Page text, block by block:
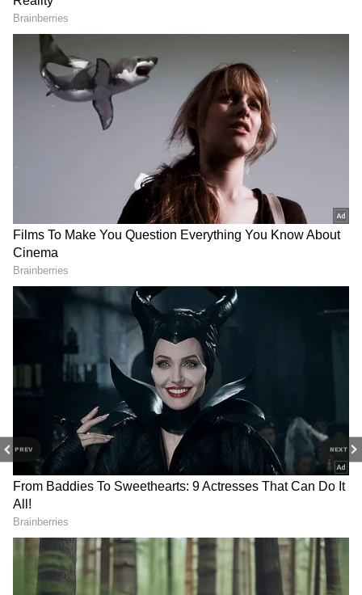
PREV NEXT
Ram Charan
ప్రస్తుతం అనిల్ రావిపూడితో సినిమా కోసం స్టార్
ప్రొడ్యూసర్లు క్యూ కడుతున్నారు. స్టార్ హీరోలు కూడా అనిల్
తో సినిమా అంటే.. కథ విన్న వెంటనే ఒకే చేసేస్తున్నారు.
ప్రస్తుతం అనిల్ రావిపూడి.. వెంకటేష్ తో ఓ సినిమా
చేస్తున్నాడు. వెంకటేష్ కెరీర్లో 76 వ సినిమాగా ఈ మూవీ
రూపొందుతుంది.